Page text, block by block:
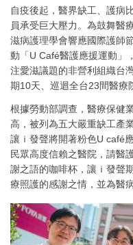
自疫後起，醫界缺工、護病
員承受巨大壓力。為鼓舞醫
滋病護理學會響應國際護師
動「U Café醫護應援運動」
注愛滋議題的非營利組織台
期10天、巡迴全台23間醫療
根據勞動部調查，醫療保健
高，被列為五大嚴重缺工產
讓ｉ發聲將開著粉色U café
民眾高度信賴之醫院，請醫
謝之語的咖啡杯，讓ｉ發聲
療照護的感謝之情，並為醫